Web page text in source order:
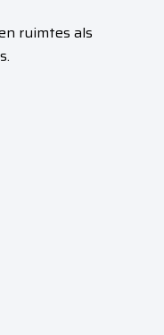
ruimtes als